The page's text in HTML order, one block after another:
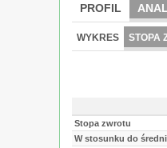
PROFIL
WYKRES STOPA
Stopa zwrotu
W stosunku do